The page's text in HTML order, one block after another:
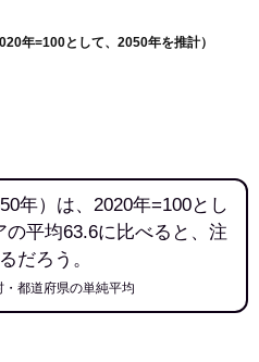
年=100として、2050年を推計）
年）は、2020年=100とし
の平均63.6に比べると、注
だろう。
都道府県の単純平均